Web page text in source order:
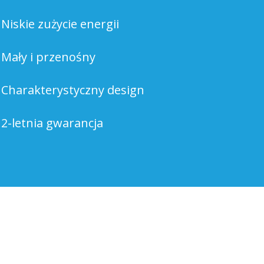
Niskie zużycie energii
Mały i przenośny
Charakterystyczny design
2-letnia gwarancja